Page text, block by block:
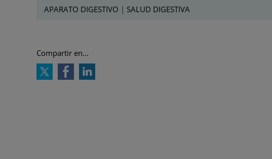
APARATO DIGESTIVO | SALUD DIGESTIVA
Compartir en...